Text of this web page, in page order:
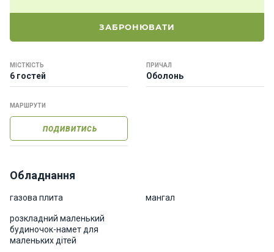
ЗАБРОНЮВАТИ
МІСТКІСТЬ
6 гостей
ПРИЧАЛ
Оболонь
МАРШРУТИ
ПОДИВИТИСЬ
Обладнання
газова плита мангал
розкладний маленький
будиночок-намет для
маленьких дітей
і
К
а
е
р
Про